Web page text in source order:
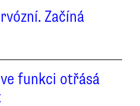
Začíná
funkci otřásá